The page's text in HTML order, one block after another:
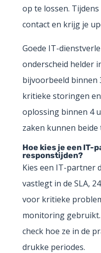
op te lossen.
contact en krijg je
Goede IT-
onderscheid helder
bijvoorbeeld binnen
kritieke storingen
oplossing binnen 4
zaken kunnen
Hoe kies je een IT-
responstijden?
Kies een IT-partner
vastlegt in de SLA,
voor kritieke
monitoring
check hoe ze in de
drukke periodes.